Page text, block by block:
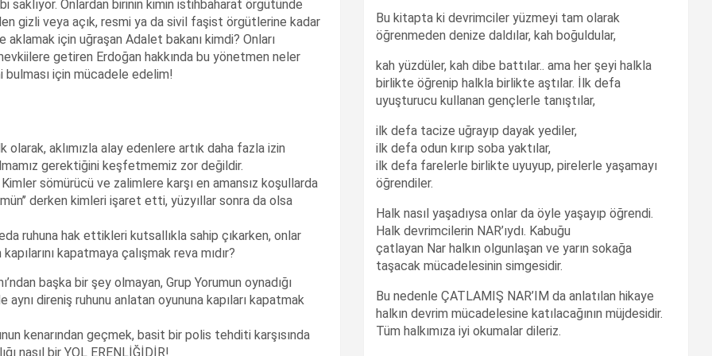
saklıyor. Onlardan birinin kimin istihbaharat örgütünde
gizli veya açık, resmi ya da sivil faşist örgütlerine kadar
aklamak için uğraşan Adalet bakanı kimdi? Onları
getiren Erdoğan hakkında bu yönetmen neler
için mücadele edelim!
aklımızla alay edenlere artık daha fazla izin
gerektiğini keşfetmemiz zor değildir.
sömürücü ve zalimlere karşı en amansız koşullarda
derken kimleri işaret etti, yüzyıllar sonra da olsa
ruhuna hak ettikleri kutsallıkla sahip çıkarken, onlar
kapatmaya çalışmak reva mıdır?
başka bir şey olmayan, Grup Yorumun oynadığı
aynı direniş ruhunu anlatan oyununa kapıları kapatmak
kenarından geçmek, basit bir polis tehditi karşısında
nasıl bir YOL ERENLİĞİDİR!
Bu kitapta ki devrimciler yüzmeyi tam olarak
öğrenmeden denize daldılar, kah boğuldular,
kah yüzdüler, kah dibe battılar.. ama her şeyi halkla
birlikte öğrenip halkla birlikte aştılar. İlk defa
uyuşturucu kullanan gençlerle tanıştılar,
ilk defa tacize uğrayıp dayak yediler,
ilk defa odun kırıp soba yaktılar,
ilk defa farelerle birlikte uyuyup, pirelerle yaşamayı
öğrendiler.
Halk nasıl yaşadıysa onlar da öyle yaşayıp öğrendi.
Halk devrimcilerin NAR’ıydı. Kabuğu
çatlayan Nar halkın olgunlaşan ve yarın sokağa
taşacak mücadelesinin simgesidir.
Bu nedenle ÇATLAMIŞ NAR’IM da anlatılan hikaye
halkın devrim mücadelesine katılacağının müjdesidir.
Tüm halkımıza iyi okumalar dileriz.